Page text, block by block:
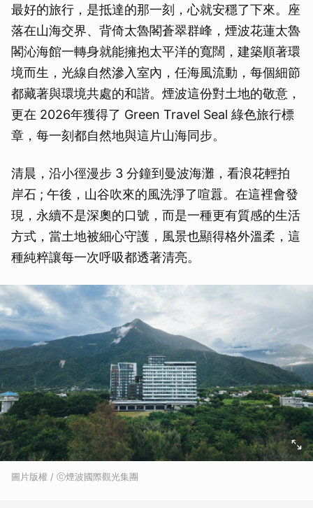
最好的旅行，是抵達的那一刻，心就安穩了下來。座
落在山海交界、背倚太魯閣蒼翠群峰，煙波花蓮太魯
閣沁海館一轉身就能擁抱太平洋的寬闊，建築順著環
境而生，光線自然滲入室內，任海風流動，每個細節
都藏著與環境共處的和諧。煙波這份對土地的敬意，
更在 2026年獲得了 Green Travel Seal 綠色旅行標
章，每一刻都自然地與這片山海同步。
清晨，沿小徑漫步 3 分鐘到曼波海灘，看浪花輕拍
岸石 ; 午後，山谷吹來的風洗淨了喧囂。在這裡會發
現，永續不是深奧的口號，而是一種更有質感的生活
方式，當土地被細心守護，風景也顯得格外溫柔，這
種純粹讓每一次呼吸都透著清亮。
圖片版權 / ⓒ煙波國際觀光集團